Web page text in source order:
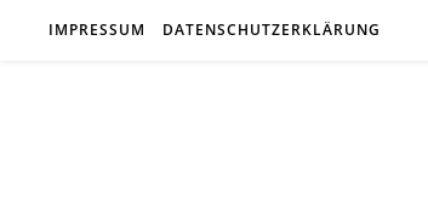
IMPRESSUM DATENSCHUTZERKLÄRUNG